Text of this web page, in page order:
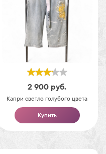
2 900 руб.
Капри светло голубого цвета
Купить